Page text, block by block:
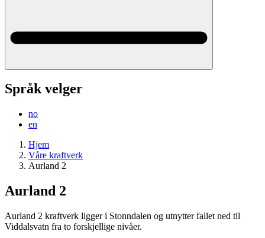
Språk velger
no
en
Hjem
Våre kraftverk
Aurland 2
Aurland 2
Aurland 2 kraftverk ligger i Stonndalen og utnytter fallet ned til
Viddalsvatn fra to forskjellige nivåer.